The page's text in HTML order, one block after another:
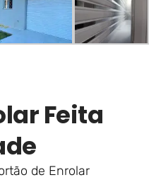
Feita
de Enrolar